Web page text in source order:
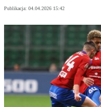
Publikacja: 04.04.2026 15:42